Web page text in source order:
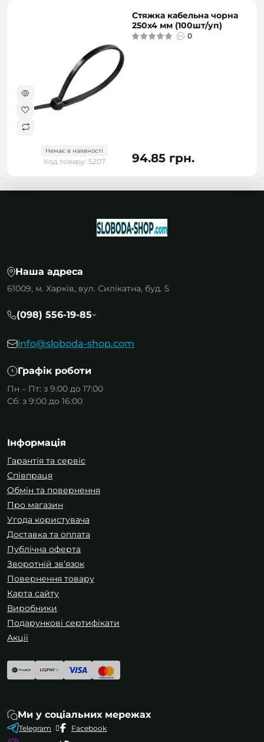
Немає в наявності
Код товару: 5207
Стяжка кабельна чорна
250x4 мм (100шт/уп)
0
94.85 грн.
Наша адреса
61009, м. Харків, вул. Силікатна, буд. 5
(098) 556-19-85
info@sloboda-shop.com
Графік роботи
Пн – Пт: з 9:00 до 17:00
Сб: з 9:00 до 16:00
Інформація
Гарантія та сервіс
Співпраця
Обмін та повернення
Про магазин
Угода користувача
Доставка та оплата
Публічна оферта
Зворотній зв’язок
Повернення товару
Карта сайту
Виробники
Подарункові сертифікати
Акції
Ми у соціальних мережах
Telegram
Facebook